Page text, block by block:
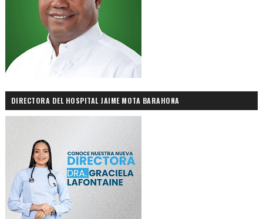
DIRECTORA DEL HOSPITAL JAIME MOTA BARAHONA